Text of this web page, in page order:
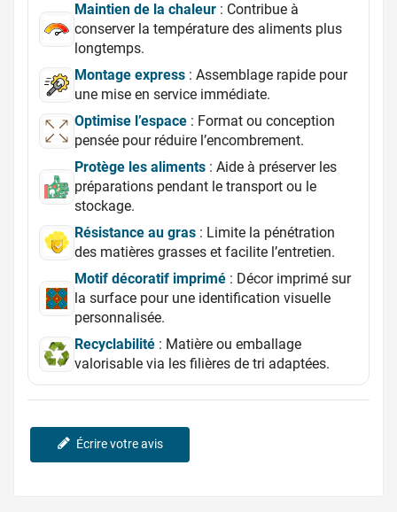
Maintien de la chaleur : Contribue à
conserver la température des aliments plus
longtemps.
Montage express : Assemblage rapide pour
une mise en service immédiate.
Optimise l’espace : Format ou conception
pensée pour réduire l’encombrement.
Protège les aliments : Aide à préserver les
préparations pendant le transport ou le
stockage.
Résistance au gras : Limite la pénétration
des matières grasses et facilite l’entretien.
Motif décoratif imprimé : Décor imprimé sur
la surface pour une identification visuelle
personnalisée.
Recyclabilité : Matière ou emballage
valorisable via les filières de tri adaptées.
Écrire votre avis